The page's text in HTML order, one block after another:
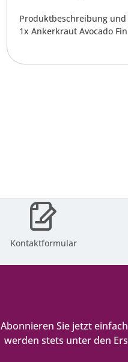
Produktbeschreibung
1x Ankerkraut Avocado
Kontaktformular
Abonnieren Sie jetzt
werden stets unter den